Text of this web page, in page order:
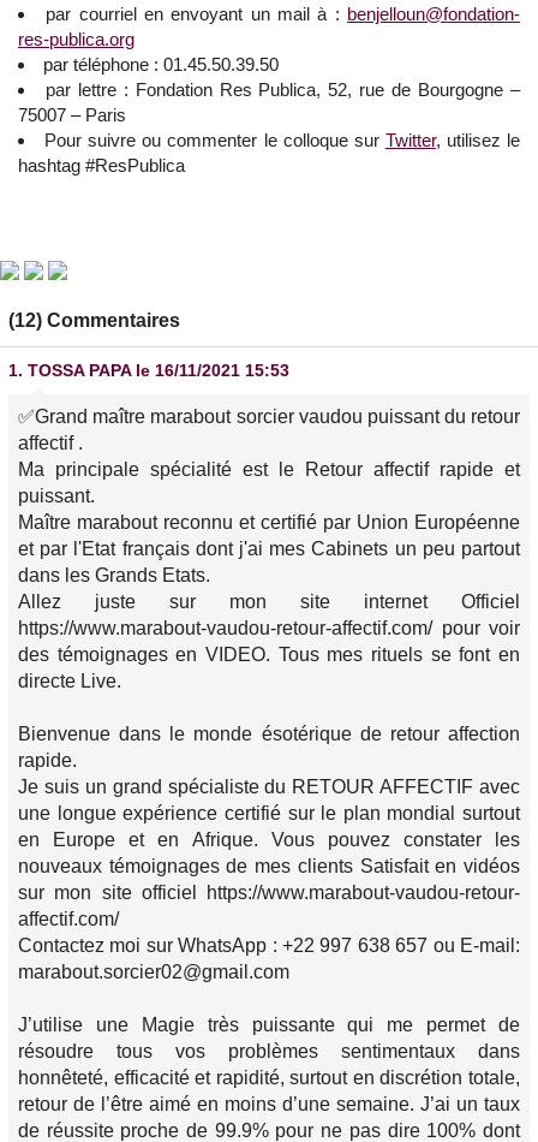
par courriel en envoyant un mail à : benjelloun@fondation-
res-publica.org
par téléphone : 01.45.50.39.50
par lettre : Fondation Res Publica, 52, rue de Bourgogne –
75007 – Paris
Pour suivre ou commenter le colloque sur Twitter, utilisez le
hashtag #ResPublica
(12) Commentaires
1. TOSSA PAPA le 16/11/2021 15:53
✅Grand maître marabout sorcier vaudou puissant du retour
affectif .
Ma principale spécialité est le Retour affectif rapide et
puissant.
Maître marabout reconnu et certifié par Union Européenne
et par l'Etat français dont j'ai mes Cabinets un peu partout
dans les Grands Etats.
Allez juste sur mon site internet Officiel
https://www.marabout-vaudou-retour-affectif.com/ pour voir
des témoignages en VIDEO. Tous mes rituels se font en
directe Live.
Bienvenue dans le monde ésotérique de retour affection
rapide.
Je suis un grand spécialiste du RETOUR AFFECTIF avec
une longue expérience certifié sur le plan mondial surtout
en Europe et en Afrique. Vous pouvez constater les
nouveaux témoignages de mes clients Satisfait en vidéos
sur mon site officiel https://www.marabout-vaudou-retour-
affectif.com/
Contactez moi sur WhatsApp : +22 997 638 657 ou E-mail:
marabout.sorcier02@gmail.com
J’utilise une Magie très puissante qui me permet de
résoudre tous vos problèmes sentimentaux dans
honnêteté, efficacité et rapidité, surtout en discrétion totale,
retour de l’être aimé en moins d’une semaine. J’ai un taux
de réussite proche de 99.9% pour ne pas dire 100% dont